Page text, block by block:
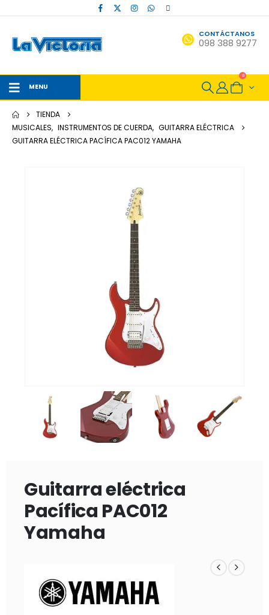
CONTÁCTANOS
098 388 9277
MENU
0
TIENDA
MUSICALES, INSTRUMENTOS DE CUERDA, GUITARRA ELÉCTRICA
GUITARRA ELÉCTRICA PACÍFICA PAC012 YAMAHA
Guitarra eléctrica
Pacífica PAC012
Yamaha